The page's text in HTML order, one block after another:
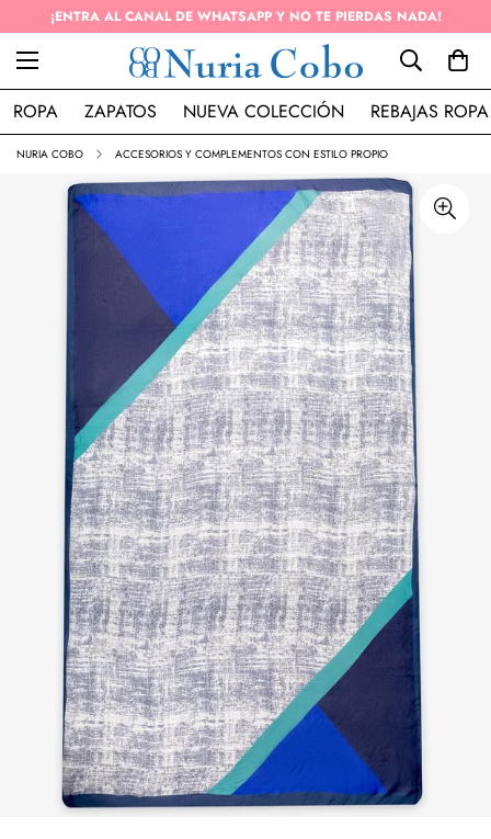
¡ENTRA AL CANAL DE WHATSAPP Y NO TE PIERDAS NADA!
ROPA ZAPATOS NUEVA COLECCIÓN REBAJAS ROPA
NURIA COBO ACCESORIOS Y COMPLEMENTOS CON ESTILO PROPIO